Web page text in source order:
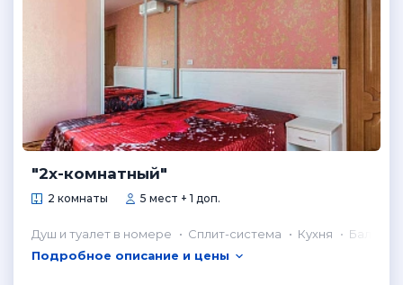
"2х-комнатный"
2 комнаты 5 мест + 1 доп.
Душ и туалет в номере Сплит-система Кухня
Балкон
Подробное описание и цены